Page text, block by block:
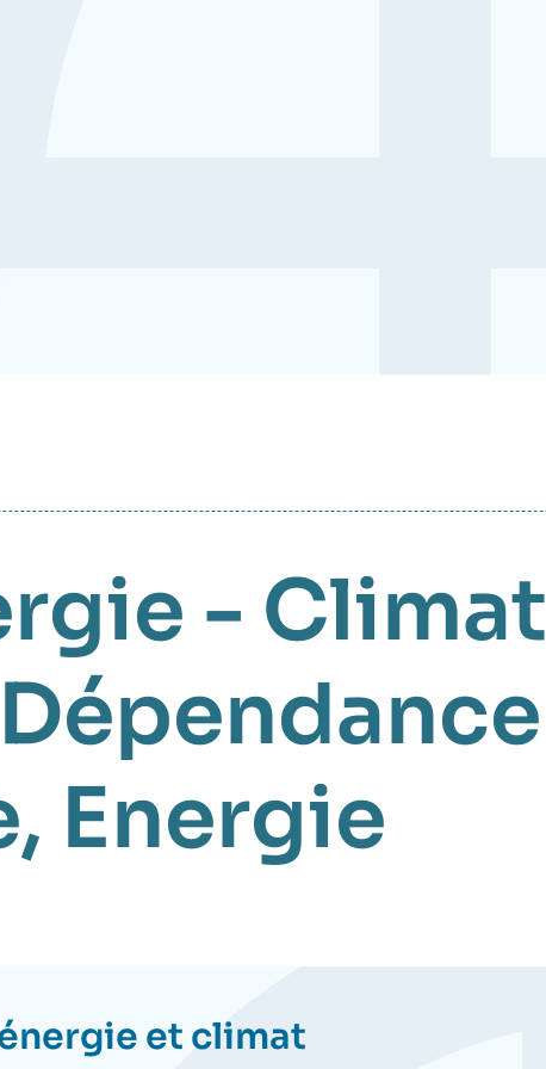
- Climat
Dépendance
, Energie
et climat